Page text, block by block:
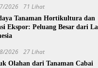
2026 71 Lihat
Tanaman Hortikultura dan
Ekspor: Peluang Besar dari
2026 27 Lihat
Olahan dari Tanaman Cabai